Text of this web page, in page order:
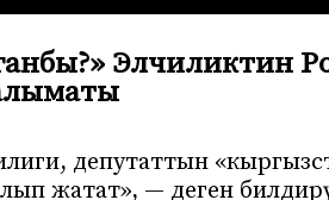
Элчиликтин
депутаттын
жатат», — деген